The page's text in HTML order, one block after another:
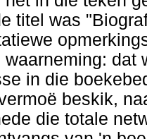
titel was
waarneming: dat
in die
beskik,
die totale